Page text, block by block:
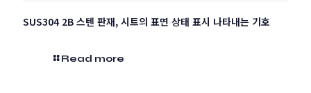
SUS304 2B 스텐 판재, 시트의 표면 상태 표시 나타내는 기호
Read more